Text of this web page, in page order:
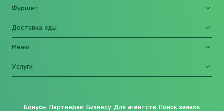
Фуршет
Доставка еды
Меню
Услуги
Бонусы Партнерам Бизнесу Для агентств Поиск заявок